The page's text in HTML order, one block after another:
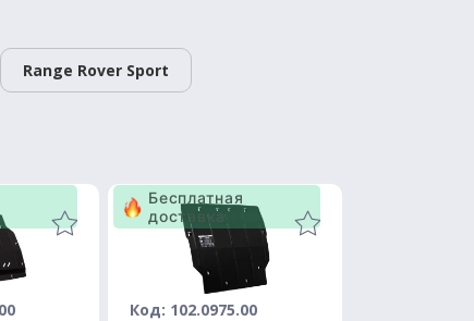
Range Rover Sport
Код: 102.0975.00
Бесплатная
доставка